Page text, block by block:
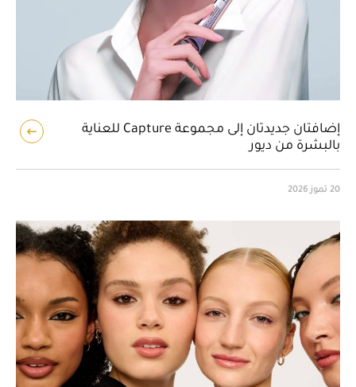
إضافتان جديدتان إلى مجموعة Capture للعناية
بالبشرة من ديور
20 تموز 2026